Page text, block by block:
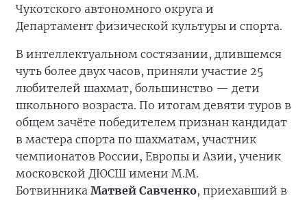
Чукотского автономного округа и
Департамент физической культуры и спорта.
В интеллектуальном состязании, длившемся
чуть более двух часов, приняли участие 25
любителей шахмат, большинство — дети
школьного возраста. По итогам девяти туров в
общем зачёте победителем признан кандидат
в мастера спорта по шахматам, участник
чемпионатов России, Европы и Азии, ученик
московской ДЮСШ имени М.М.
Ботвинника Матвей Савченко, приехавший в